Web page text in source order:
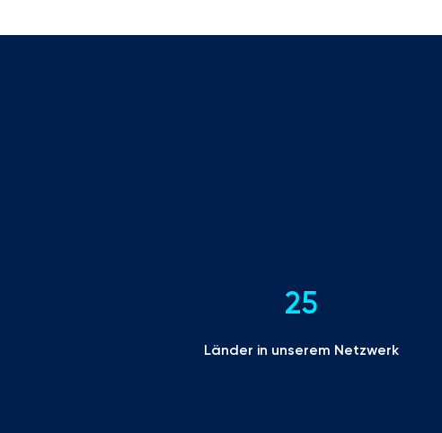
25
Länder in unserem Netzwerk